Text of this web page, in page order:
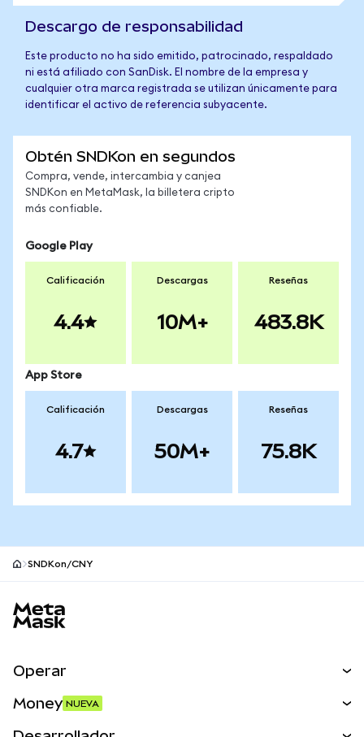
Descargo de responsabilidad
Este producto no ha sido emitido, patrocinado, respaldado
ni está afiliado con SanDisk. El nombre de la empresa y
cualquier otra marca registrada se utilizan únicamente para
identificar el activo de referencia subyacente.
Obtén SNDKon en segundos
Compra, vende, intercambia y canjea
SNDKon en MetaMask, la billetera cripto
más confiable.
Google Play
Calificación
4.4
Descargas
10M+
Reseñas
483.8K
App Store
Calificación
4.7
Descargas
50M+
Reseñas
75.8K
SNDKon/CNY
Operar
Money NUEVA